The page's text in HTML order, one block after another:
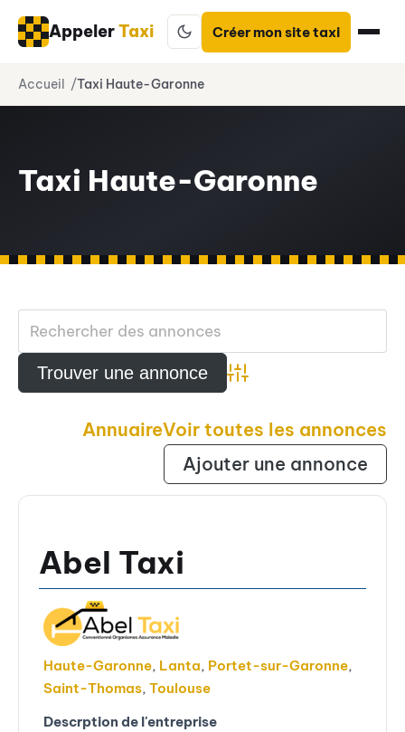
Aller
AppelerTaxi Créer mon site taxi
Accueil Taxi Haute-Garonne
Taxi Haute-Garonne
Advanced Search
AnnuaireVoir toutes les annonces
Ajouter une annonce
Abel Taxi
Haute-Garonne, Lanta, Portet-sur-Garonne,
Saint-Thomas, Toulouse
Descrption de l'entreprise